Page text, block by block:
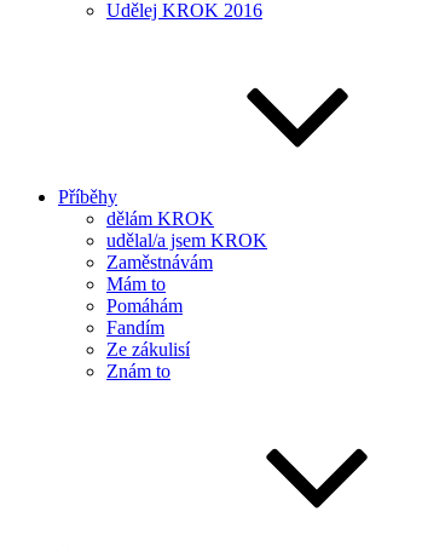
Udělej KROK 2016
Příběhy
dělám KROK
udělal/a jsem KROK
Zaměstnávám
Mám to
Pomáhám
Fandím
Ze zákulisí
Znám to